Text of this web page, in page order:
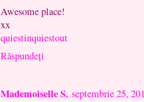
Awesome place!
xx
quiestinquiestout
Răspundeți
Mademoiselle S. septembrie 25,